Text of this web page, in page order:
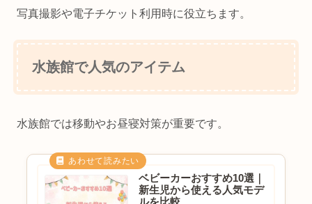
写真撮影や電子チケット利用時に役立ちます。
水族館で人気のアイテム
水族館では移動やお昼寝対策が重要です。
ベビーカーおすすめ10選｜
新生児から使える人気モデ
ルを比較